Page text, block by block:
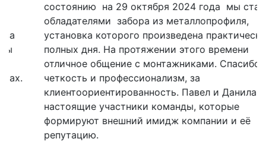
состоянию на 29 октября 2024 года мы стали
обладателями забора из металлопрофиля,
установка которого произведена практически за 3
полных дня. На протяжении этого времени
отличное общение с монтажниками. Спасибо за
четкость и профессионализм, за
клиентоориентированность. Павел и Данила, вы –
настоящие участники команды, которые
формируют внешний имидж компании и её
репутацию.